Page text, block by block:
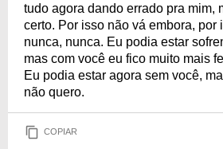
tudo agora dando errado pra mim,
certo. Por isso não vá embora, por
nunca, nunca. Eu podia estar
mas com você eu fico muito mais
Eu podia estar agora sem você,
não quero.
COPIAR